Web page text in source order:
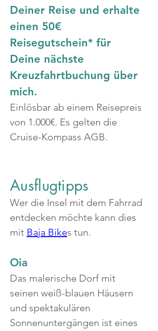
Deiner Reise und erhalte
einen 50€
Reisegutschein* für
Deine nächste
Kreuzfahrtbuchung über
mich.
Einlösbar ab einem Reisepreis
von 1.000€. Es gelten die
Cruise-Kompass AGB.
Ausflugtipps
Wer die Insel mit dem Fahrrad
entdecken möchte kann dies
mit Baja Bikes tun.
Oia
Das malerische Dorf mit
seinen weiß-blauen Häusern
und spektakulären
Sonnenuntergängen ist eines